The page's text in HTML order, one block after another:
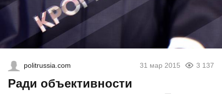
politrussia.com 31 мар 2015 3 137
Ради объективности